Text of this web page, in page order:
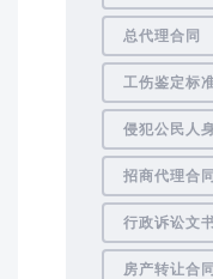
总代理合同
工伤鉴定标
侵犯公民人
招商代理合同
行政诉讼文
房产转让合同